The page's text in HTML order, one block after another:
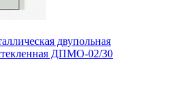
двупольная
ДПМО-02/30